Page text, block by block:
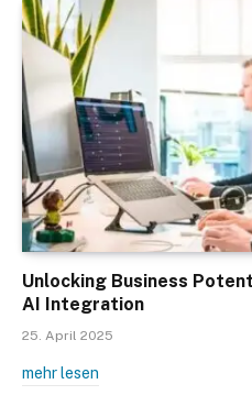
Unlocking Business
AI Integration
25. April 2025
mehr lesen